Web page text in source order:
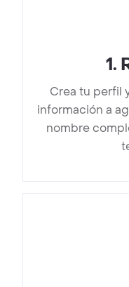
1.
Crea tu perfil
información a
nombre